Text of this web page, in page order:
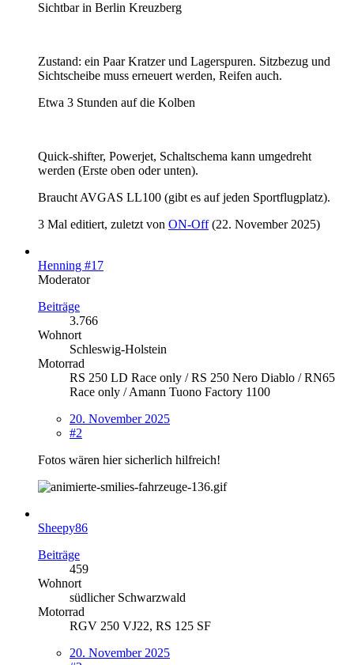
Sichtbar in Berlin Kreuzberg
Zustand: ein Paar Kratzer und Lagerspuren. Sitzbezug und
Sichtscheibe muss erneuert werden, Reifen auch.
Etwa 3 Stunden auf die Kolben
Quick-shifter, Powerjet, Schaltschema kann umgedreht
werden (Erste oben oder unten).
Braucht AVGAS LL100 (gibt es auf jeden Sportflugplatz).
3 Mal editiert, zuletzt von ON-Off(22. November 2025)
Henning #17
Moderator
Beiträge
3.766
Wohnort
Schleswig-Holstein
Motorrad
RS 250 LD Race only / RS 250 Nero Diablo / RN65
Race only / Amann Tuono Factory 1100
20. November 2025
#2
Fotos wären hier sicherlich hilfreich!
Sheepy86
Beiträge
459
Wohnort
südlicher Schwarzwald
Motorrad
RGV 250 VJ22, RS 125 SF
20. November 2025